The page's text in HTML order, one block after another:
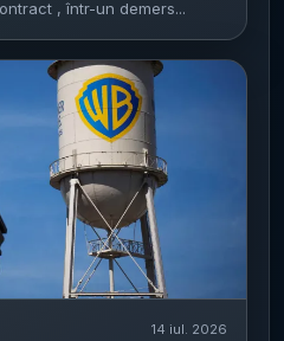
, într-un demers...
14 iul. 2026